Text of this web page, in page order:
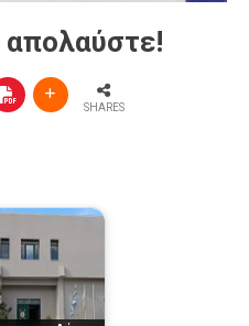
απολαύστε!
SHARES